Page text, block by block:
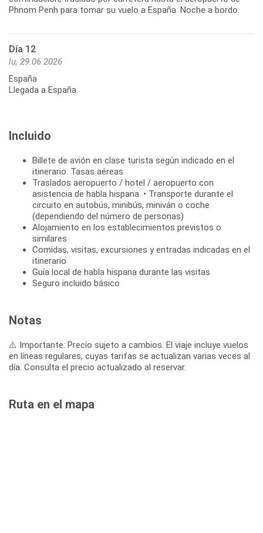
Phnom Penh para tomar su vuelo a España. Noche a bordo.
Día 12
lu, 29.06.2026
España
Llegada a España.
Incluido
Billete de avión en clase turista según indicado en el
itinerario. Tasas aéreas
Traslados aeropuerto / hotel / aeropuerto con
asistencia de habla hispana. • Transporte durante el
circuito en autobús, minibús, miniván o coche
(dependiendo del número de personas)
Alojamiento en los establecimientos previstos o
similares
Comidas, visitas, excursiones y entradas indicadas en el
itinerario
Guía local de habla hispana durante las visitas
Seguro incluido básico
Notas
⚠️ Importante: Precio sujeto a cambios. El viaje incluye vuelos
en líneas regulares, cuyas tarifas se actualizan varias veces al
día. Consulta el precio actualizado al reservar.
Ruta en el mapa